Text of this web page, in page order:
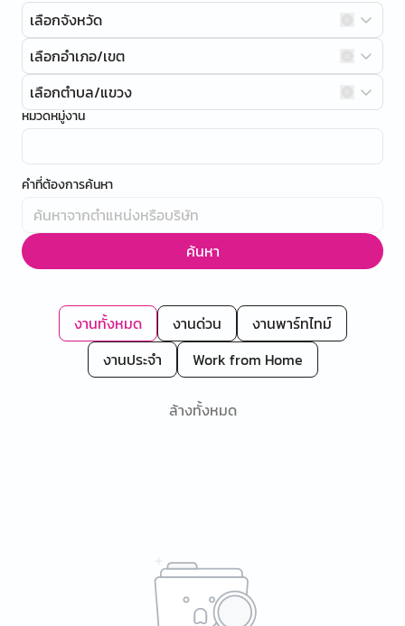
เลือกจังหวัด
เลือกอำเภอ/เขต
เลือกตำบล/แขวง
หมวดหมู่งาน
คำที่ต้องการค้นหา
ค้นหา
งานทั้งหมด งานด่วน
งานพาร์ทไทม์
งานประจำ
Work from Home
ล้างทั้งหมด